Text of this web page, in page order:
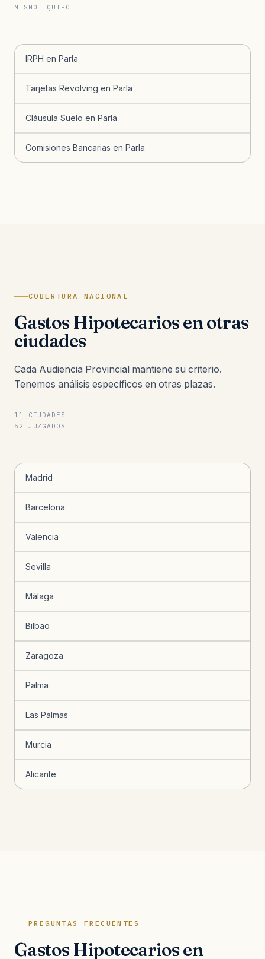
MISMO EQUIPO
IRPH en Parla
Tarjetas Revolving en Parla
Cláusula Suelo en Parla
Comisiones Bancarias en Parla
COBERTURA NACIONAL
Gastos Hipotecarios en otras
ciudades
Cada Audiencia Provincial mantiene su criterio.
Tenemos análisis específicos en otras plazas.
11 CIUDADES
52 JUZGADOS
Madrid
Barcelona
Valencia
Sevilla
Málaga
Bilbao
Zaragoza
Palma
Las Palmas
Murcia
Alicante
PREGUNTAS FRECUENTES
Gastos Hipotecarios en